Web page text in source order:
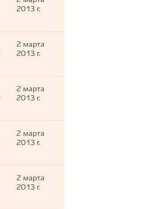
2013 г.
2 марта
2013 г.
2 марта
2013 г.
2 марта
2013 г.
2 марта
2013 г.